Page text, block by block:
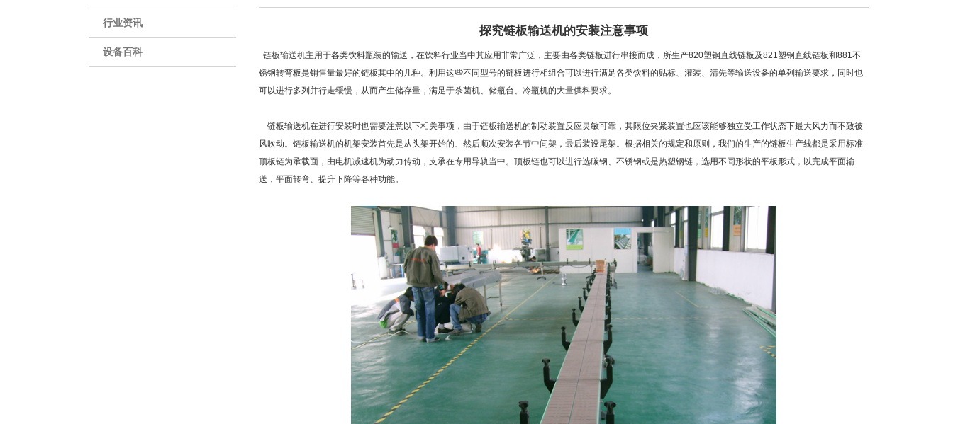
行业资讯
设备百科
探究链板输送机的安装注意事项
链板输送机主用于各类饮料瓶装的输送，在饮料行业当中其应用非常广泛，主要由各类链板进行串接而成，所生产820塑钢直线链板及821塑钢直线链板和881不
锈钢转弯板是销售量最好的链板其中的几种。利用这些不同型号的链板进行相组合可以进行满足各类饮料的贴标、灌装、清先等输送设备的单列输送要求，同时也
可以进行多列并行走缓慢，从而产生储存量，满足于杀菌机、储瓶台、冷瓶机的大量供料要求。
链板输送机在进行安装时也需要注意以下相关事项，由于链板输送机的制动装置反应灵敏可靠，其限位夹紧装置也应该能够独立受工作状态下最大风力而不致被
风吹动。链板输送机的机架安装首先是从头架开始的、然后顺次安装各节中间架，最后装设尾架。根据相关的规定和原则，我们的生产的链板生产线都是采用标准
顶板链为承载面，由电机减速机为动力传动，支承在专用导轨当中。顶板链也可以进行选碳钢、不锈钢或是热塑钢链，选用不同形状的平板形式，以完成平面输
送，平面转弯、提升下降等各种功能。